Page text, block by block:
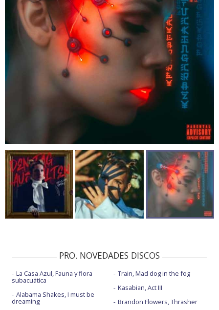
PRO. NOVEDADES DISCOS
La Casa Azul, Fauna y flora
subacuática
Alabama Shakes, I must be
dreaming
Train, Mad dog in the fog
Kasabian, Act III
Brandon Flowers, Thrasher